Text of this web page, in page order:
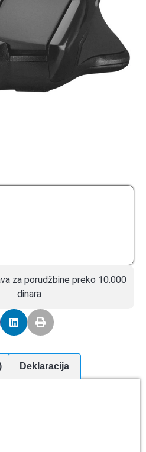
za porudžbine preko 10.000
dinara
Deklaracija